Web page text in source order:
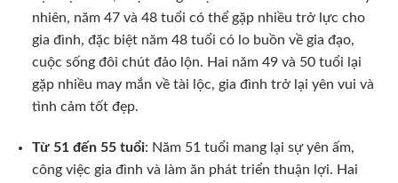
nhiên, năm 47 và 48 tuổi có thể gặp nhiều trở lực cho
gia đình, đặc biệt năm 48 tuổi có lo buồn về gia đạo,
cuộc sống đôi chút đảo lộn. Hai năm 49 và 50 tuổi lại
gặp nhiều may mắn về tài lộc, gia đình trở lại yên vui và
tình cảm tốt đẹp.
Từ 51 đến 55 tuổi: Năm 51 tuổi mang lại sự yên ấm,
công việc gia đình và làm ăn phát triển thuận lợi. Hai